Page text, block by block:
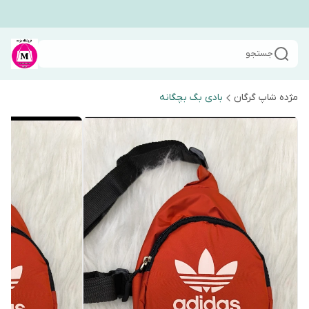
جستجو
مژده شاپ گرگان بادی بگ بچگانه